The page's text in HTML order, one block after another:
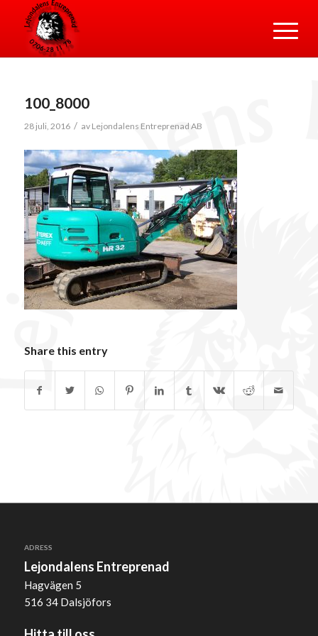
100_8000
28 juli, 2016 / av Lejondalens Entreprenad AB
Share this entry
ADRESS
Lejondalens Entreprenad
Hagvägen 5
516 34 Dalsjöfors